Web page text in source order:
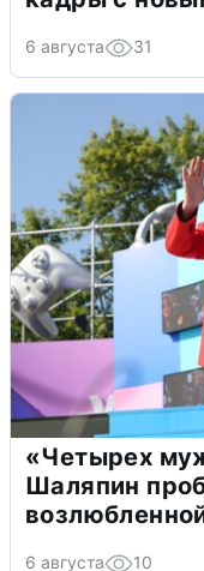
6 августа 31
«Четырех
Шаляпин
6 августа 10